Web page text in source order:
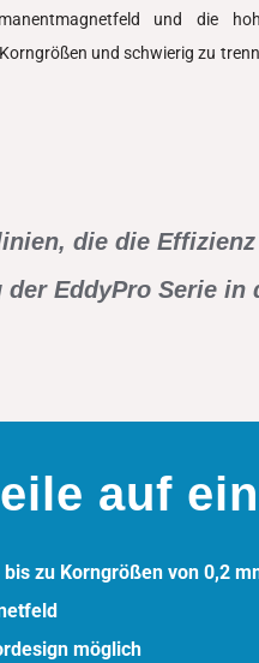
und die
und schwierig zu
die die
EddyPro Serie in
auf
zu Korngrößen von 0,2
möglich